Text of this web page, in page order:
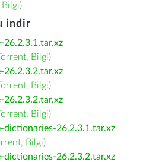
Bilgi)
indir
26.2.3.1.tar.xz
, Bilgi)
26.2.3.2.tar.xz
, Bilgi)
26.2.3.2.tar.xz
, Bilgi)
dictionaries-26.2.3.1.tar.xz
, Bilgi)
dictionaries-26.2.3.2.tar.xz